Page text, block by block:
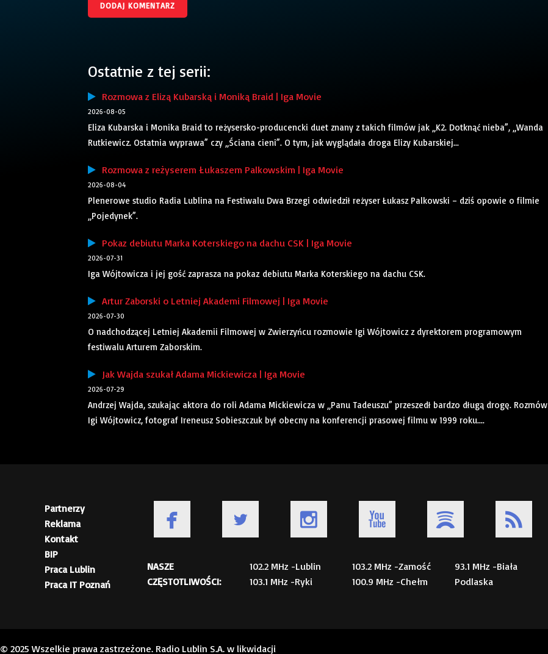
Ostatnie z tej serii:
Rozmowa z Elizą Kubarską i Moniką Braid | Iga Movie
2026-08-05
Eliza Kubarska i Monika Braid to reżysersko-producencki duet znany z takich filmów jak „K2. Dotknąć nieba”, „Wanda
Rutkiewicz. Ostatnia wyprawa” czy „Ściana cieni”. O tym, jak wyglądała droga Elizy Kubarskiej...
Rozmowa z reżyserem Łukaszem Palkowskim | Iga Movie
2026-08-04
Plenerowe studio Radia Lublina na Festiwalu Dwa Brzegi odwiedził reżyser Łukasz Palkowski – dziś opowie o filmie
„Pojedynek”.
Pokaz debiutu Marka Koterskiego na dachu CSK | Iga Movie
2026-07-31
Iga Wójtowicza i jej gość zaprasza na pokaz debiutu Marka Koterskiego na dachu CSK.
Artur Zaborski o Letniej Akademi Filmowej | Iga Movie
2026-07-30
O nadchodzącej Letniej Akademii Filmowej w Zwierzyńcu rozmowie Igi Wójtowicz z dyrektorem programowym
festiwalu Arturem Zaborskim.
Jak Wajda szukał Adama Mickiewicza | Iga Movie
2026-07-29
Andrzej Wajda, szukając aktora do roli Adama Mickiewicza w „Panu Tadeuszu” przeszedł bardzo długą drogę.
Igi Wójtowicz, fotograf Ireneusz Sobieszczuk był obecny na konferencji prasowej filmu w 1999 roku....
Partnerzy
Reklama
Kontakt
BIP
Praca Lublin
Praca IT Poznań
NASZE
CZĘSTOTLIWOŚCI:
102.2 MHz -Lublin
103.1 MHz -Ryki
103.2 MHz -Zamość
100.9 MHz -Chełm
93.1 MHz -Biała
Podlaska
© 2025 Wszelkie prawa zastrzeżone. Radio Lublin S.A. w likwidacji